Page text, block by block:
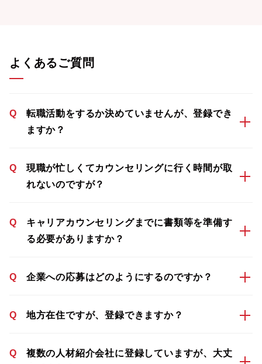
よくあるご質問
Q
転職活動をするか決めていませんが、登録でき
ますか？
Q
現職が忙しくてカウンセリングに行く時間が取
れないのですが？
Q
キャリアカウンセリングまでに書類等を準備す
る必要がありますか？
Q 企業への応募はどのようにするのですか？
Q 地方在住ですが、登録できますか？
Q
複数の人材紹介会社に登録していますが、大丈